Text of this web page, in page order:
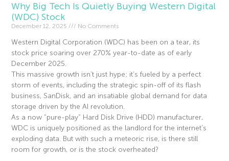
Why Big Tech Is Quietly Buying Western Digital
(WDC) Stock
December 12, 2025 No Comments
Western Digital Corporation (WDC) has been on a tear, its
stock price soaring over 270% year-to-date as of early
December 2025.
This massive growth isn’t just hype; it’s fueled by a perfect
storm of events, including the strategic spin-off of its flash
business, SanDisk, and an insatiable global demand for data
storage driven by the AI revolution.
As a now “pure-play” Hard Disk Drive (HDD) manufacturer,
WDC is uniquely positioned as the landlord for the internet’s
exploding data. But with such a meteoric rise, is there still
room for growth, or is the stock overheated?